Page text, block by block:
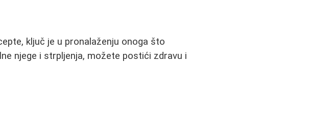
ključ je u pronalaženju onoga što
njege i strpljenja, možete postići zdravu i